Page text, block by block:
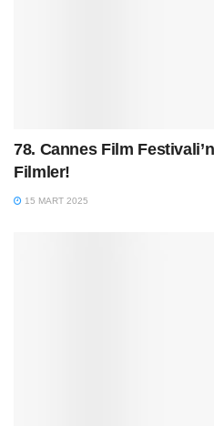
78. Cannes Film
Filmler!
15 MART 2025